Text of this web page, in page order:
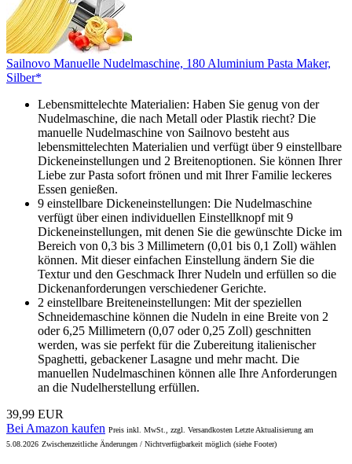
Sailnovo Manuelle Nudelmaschine, 180 Aluminium Pasta Maker,
Silber*
Lebensmittelechte Materialien: Haben Sie genug von der
Nudelmaschine, die nach Metall oder Plastik riecht? Die
manuelle Nudelmaschine von Sailnovo besteht aus
lebensmittelechten Materialien und verfügt über 9 einstellbare
Dickeneinstellungen und 2 Breitenoptionen. Sie können Ihrer
Liebe zur Pasta sofort frönen und mit Ihrer Familie leckeres
Essen genießen.
9 einstellbare Dickeneinstellungen: Die Nudelmaschine
verfügt über einen individuellen Einstellknopf mit 9
Dickeneinstellungen, mit denen Sie die gewünschte Dicke im
Bereich von 0,3 bis 3 Millimetern (0,01 bis 0,1 Zoll) wählen
können. Mit dieser einfachen Einstellung ändern Sie die
Textur und den Geschmack Ihrer Nudeln und erfüllen so die
Dickenanforderungen verschiedener Gerichte.
2 einstellbare Breiteneinstellungen: Mit der speziellen
Schneidemaschine können die Nudeln in eine Breite von 2
oder 6,25 Millimetern (0,07 oder 0,25 Zoll) geschnitten
werden, was sie perfekt für die Zubereitung italienischer
Spaghetti, gebackener Lasagne und mehr macht. Die
manuellen Nudelmaschinen können alle Ihre Anforderungen
an die Nudelherstellung erfüllen.
39,99 EUR
Bei Amazon kaufen Preis inkl. MwSt., zzgl. Versandkosten Letzte Aktualisierung am
5.08.2026 Zwischenzeitliche Änderungen / Nichtverfügbarkeit möglich (siehe Footer)